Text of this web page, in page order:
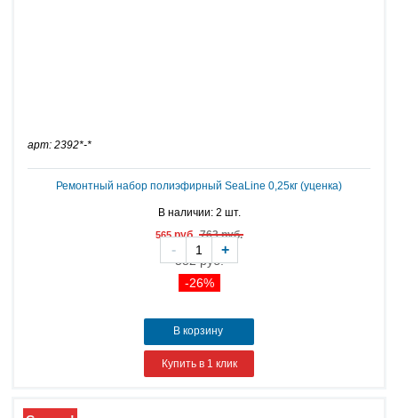
арт: 2392*-*
Ремонтный набор полиэфирный SeaLine 0,25кг (уценка)
В наличии: 2 шт.
565руб.763 руб.
582 руб.
-26%
- +
В корзину
Купить в 1 клик